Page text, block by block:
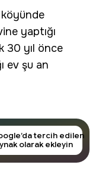
yaptığı
30 yıl önce
ev şu an
tercih edilen
olarak ekleyin